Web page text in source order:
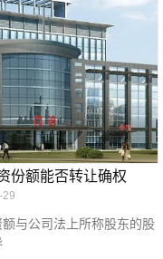
份额能否转让确权
与公司法上所称股东的股